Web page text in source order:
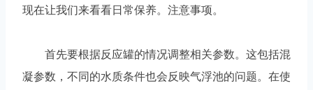
现在让我们来看看日常保养。注意事项。
首先要根据反应罐的情况调整相关参数。这包括混
凝参数，不同的水质条件也会反映气浮池的问题。在使